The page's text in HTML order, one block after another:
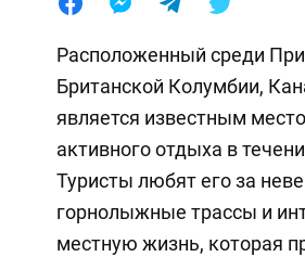
Расположенный среди
Британской Колумбии,
является известным
активного отдыха в
Туристы любят его за
горнолыжные трассы и
местную жизнь, которая